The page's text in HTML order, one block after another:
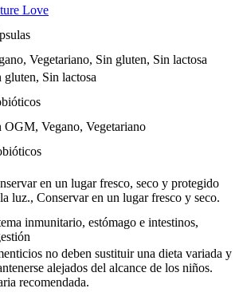
Love
Vegetariano, Sin gluten, Sin lactosa
gluten, Sin lactosa
OGM, Vegano, Vegetariano
en un lugar fresco, seco y protegido
luz., Conservar en un lugar fresco y seco.
inmunitario, estómago e intestinos,
no deben sustituir una dieta variada y
alejados del alcance de los niños.
recomendada.